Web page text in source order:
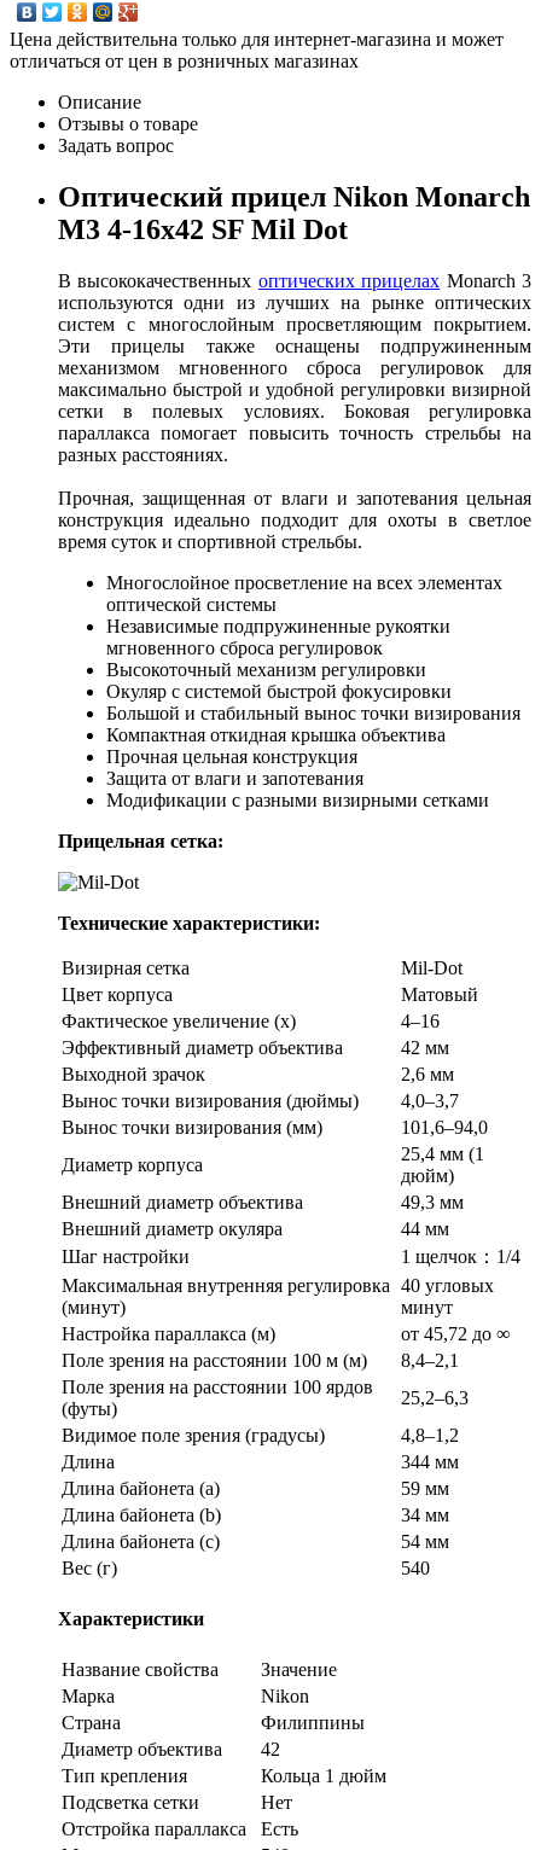
Цена действительна только для интернет-магазина и может
отличаться от цен в розничных магазинах
Описание
Отзывы о товаре
Задать вопрос
Оптический прицел Nikon Monarch
M3 4-16x42 SF Mil Dot
В высококачественных оптических прицелах Monarch 3
используются одни из лучших на рынке оптических
систем с многослойным просветляющим покрытием.
Эти прицелы также оснащены подпружиненным
механизмом мгновенного сброса регулировок для
максимально быстрой и удобной регулировки визирной
сетки в полевых условиях. Боковая регулировка
параллакса помогает повысить точность стрельбы на
разных расстояниях.
Прочная, защищенная от влаги и запотевания цельная
конструкция идеально подходит для охоты в светлое
время суток и спортивной стрельбы.
Многослойное просветление на всех элементах
оптической системы
Независимые подпружиненные рукоятки
мгновенного сброса регулировок
Высокоточный механизм регулировки
Окуляр с системой быстрой фокусировки
Большой и стабильный вынос точки визирования
Компактная откидная крышка объектива
Прочная цельная конструкция
Защита от влаги и запотевания
Модификации с разными визирными сетками
Прицельная сетка:
Технические характеристики:
Визирная сетка
Mil-Dot
Цвет корпуса
Матовый
Фактическое увеличение (х)
4–16
Эффективный диаметр объектива
42 мм
Выходной зрачок
2,6 мм
Вынос точки визирования (дюймы)
4,0–3,7
Вынос точки визирования (мм)
101,6–94,0
Диаметр корпуса
25,4 мм (1
дюйм)
Внешний диаметр объектива
49,3 мм
Внешний диаметр окуляра
44 мм
Шаг настройки
1 щелчок：1/4
Максимальная внутренняя регулировка
(минут)
40 угловых
минут
Настройка параллакса (м)
от 45,72 до ∞
Поле зрения на расстоянии 100 м (м)
8,4–2,1
Поле зрения на расстоянии 100 ярдов
(футы)
25,2–6,3
Видимое поле зрения (градусы)
4,8–1,2
Длина
344 мм
Длина байонета (a)
59 мм
Длина байонета (b)
34 мм
Длина байонета (c)
54 мм
Вес (г)
540
Характеристики
Название свойства
Значение
Марка
Nikon
Страна
Филиппины
Диаметр объектива
42
Тип крепления
Кольца 1 дюйм
Подсветка сетки
Нет
Отстройка параллакса
Есть